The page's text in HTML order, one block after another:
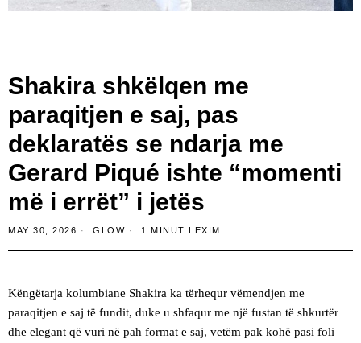
Shakira shkëlqen me
paraqitjen e saj, pas
deklaratës se ndarja me
Gerard Piqué ishte “momenti
më i errët” i jetës
MAY 30, 2026 GLOW 1 MINUT LEXIM
Këngëtarja kolumbiane Shakira ka tërhequr vëmendjen me
paraqitjen e saj të fundit, duke u shfaqur me një fustan të shkurtër
dhe elegant që vuri në pah format e saj, vetëm pak kohë pasi foli